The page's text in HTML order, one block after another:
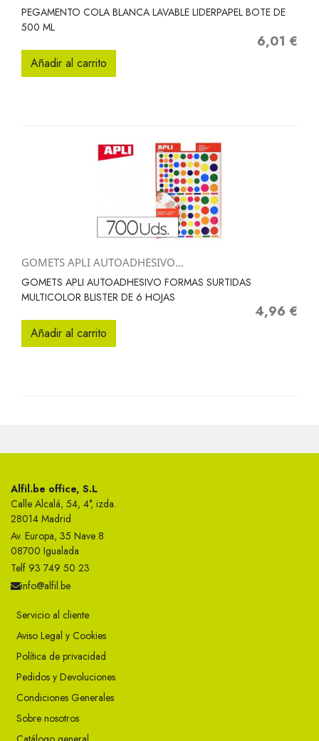
PEGAMENTO COLA BLANCA LAVABLE LIDERPAPEL BOTE DE
500 ML
Precio
6,01 €
Añadir al carrito
GOMETS APLI AUTOADHESIVO...
GOMETS APLI AUTOADHESIVO FORMAS SURTIDAS
MULTICOLOR BLISTER DE 6 HOJAS
Precio
4,96 €
Añadir al carrito
Alfil.be office, S.L
Calle Alcalá, 54, 4°, izda.
28014 Madrid
Av. Europa, 35 Nave 8
08700 Igualada
Telf 93 749 50 23
info@alfil.be
Servicio al cliente
Aviso Legal y Cookies
Política de privacidad
Pedidos y Devoluciones
Condiciones Generales
Sobre nosotros